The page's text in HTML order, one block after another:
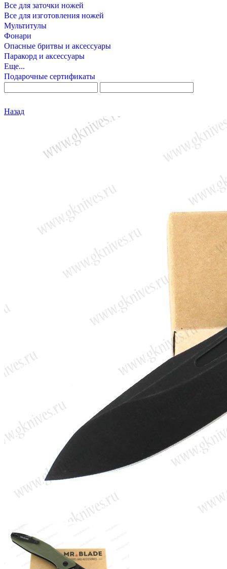
Все для заточки ножей
Все для изготовления ножей
Мультитулы
Фонари
Опасные бритвы и аксессуары
Паракорд и аксессуары
Еще...
Подарочные сертификаты
Назад